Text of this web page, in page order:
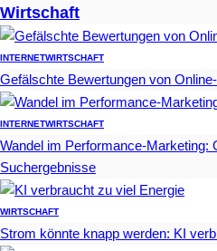
Wirtschaft
INTERNETWIRTSCHAFT
Gefälschte Bewertungen von
INTERNETWIRTSCHAFT
Wandel im Performance-Marketing:
Suchergebnisse
WIRTSCHAFT
Strom könnte knapp werden: KI